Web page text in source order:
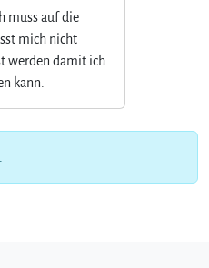
muss auf die
mich nicht
werden damit ich
kann.